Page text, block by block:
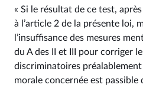
« Si le résultat de ce test,
à l’article 2 de la présente loi,
l’insuffisance des mesures
du A des II et III pour corriger
discriminatoires
morale concernée est passible